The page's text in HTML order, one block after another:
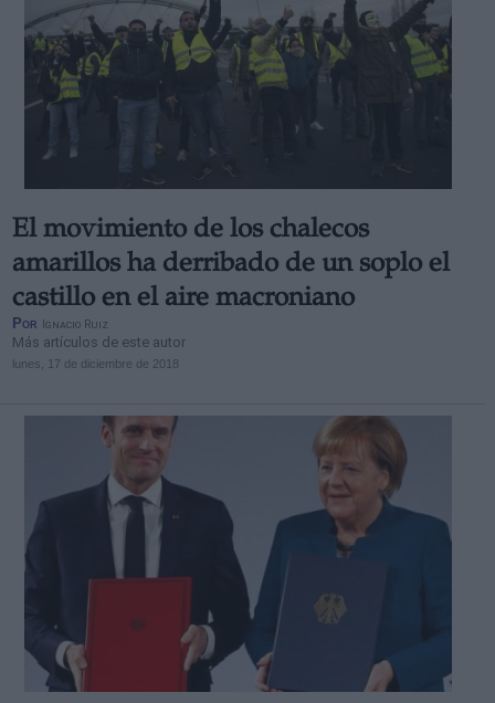
El movimiento de los chalecos
amarillos ha derribado de un soplo el
castillo en el aire macroniano
Por Ignacio Ruiz
Más artículos de este autor
lunes, 17 de diciembre de 2018